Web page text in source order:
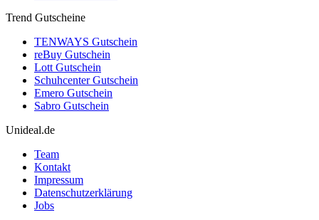
Trend Gutscheine
TENWAYS Gutschein
reBuy Gutschein
Lott Gutschein
Schuhcenter Gutschein
Emero Gutschein
Sabro Gutschein
Unideal.de
Team
Kontakt
Impressum
Datenschutzerklärung
Jobs